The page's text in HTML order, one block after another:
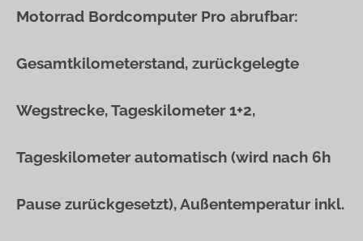
Motorrad Bordcomputer Pro abrufbar:
Gesamtkilometerstand, zurückgelegte
Wegstrecke, Tageskilometer 1+2,
Tageskilometer automatisch (wird nach 6h
Pause zurückgesetzt), Außentemperatur inkl.